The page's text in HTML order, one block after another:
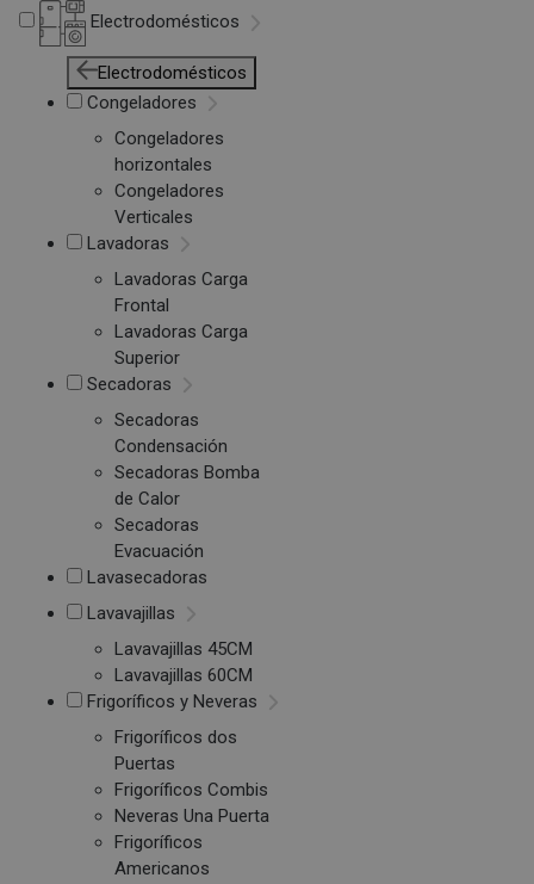
Electrodomésticos
Electrodomésticos
Congeladores
Congeladores
horizontales
Congeladores
Verticales
Lavadoras
Lavadoras Carga
Frontal
Lavadoras Carga
Superior
Secadoras
Secadoras
Condensación
Secadoras Bomba
de Calor
Secadoras
Evacuación
Lavasecadoras
Lavavajillas
Lavavajillas 45CM
Lavavajillas 60CM
Frigoríficos y Neveras
Frigoríficos dos
Puertas
Frigoríficos Combis
Neveras Una Puerta
Frigoríficos
Americanos